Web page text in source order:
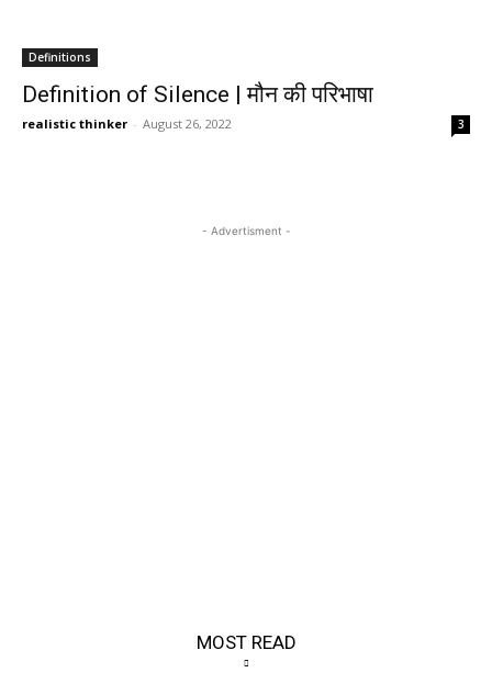
Definitions
Definition of Silence | मौन की परिभाषा
realistic thinker - August 26, 2022 3
- Advertisment -
MOST READ